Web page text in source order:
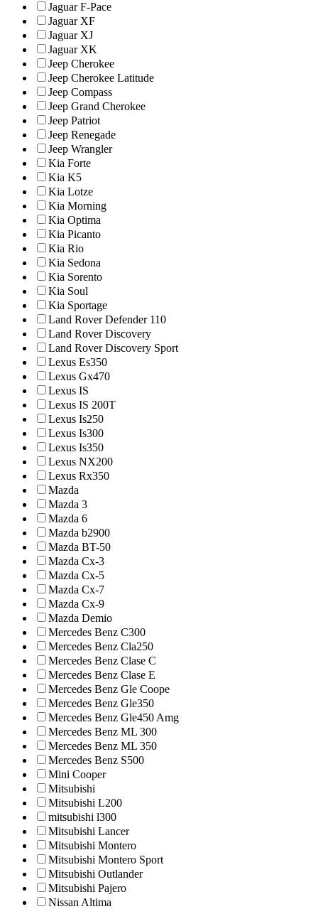
Jaguar F-Pace
Jaguar XF
Jaguar XJ
Jaguar XK
Jeep Cherokee
Jeep Cherokee Latitude
Jeep Compass
Jeep Grand Cherokee
Jeep Patriot
Jeep Renegade
Jeep Wrangler
Kia Forte
Kia K5
Kia Lotze
Kia Morning
Kia Optima
Kia Picanto
Kia Rio
Kia Sedona
Kia Sorento
Kia Soul
Kia Sportage
Land Rover Defender 110
Land Rover Discovery
Land Rover Discovery Sport
Lexus Es350
Lexus Gx470
Lexus IS
Lexus IS 200T
Lexus Is250
Lexus Is300
Lexus Is350
Lexus NX200
Lexus Rx350
Mazda
Mazda 3
Mazda 6
Mazda b2900
Mazda BT-50
Mazda Cx-3
Mazda Cx-5
Mazda Cx-7
Mazda Cx-9
Mazda Demio
Mercedes Benz C300
Mercedes Benz Cla250
Mercedes Benz Clase C
Mercedes Benz Clase E
Mercedes Benz Gle Coope
Mercedes Benz Gle350
Mercedes Benz Gle450 Amg
Mercedes Benz ML 300
Mercedes Benz ML 350
Mercedes Benz S500
Mini Cooper
Mitsubishi
Mitsubishi L200
mitsubishi l300
Mitsubishi Lancer
Mitsubishi Montero
Mitsubishi Montero Sport
Mitsubishi Outlander
Mitsubishi Pajero
Nissan Altima